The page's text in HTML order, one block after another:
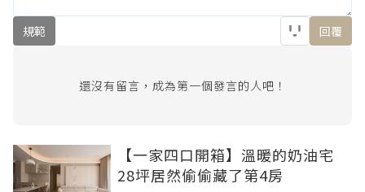
規範 回覆
還沒有留言，成為第一個發言的人吧！
【一家四口開箱】溫暖的奶油宅
28坪居然偷偷藏了第4房